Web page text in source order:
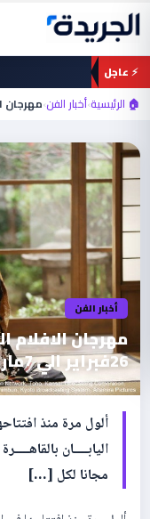
تخطي
المحتوى
⚡ عاجل
🏠 الرئيسية›أخبار الفن›مهرجان
أخبار الفن
مهرجان الافلام
26فبراير الي 7مارس
اليابــــان
مجانا لكل […]